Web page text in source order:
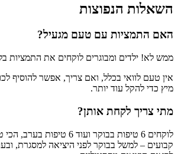
השאלות הנפוצות
האם התמציות עם טעם מגעיל?
ממש לא! ילדים ומבוגרים לוקחים את התמציות
אין טעם לוואי בכלל, ואם צריך, אפשר להוסיף
מיץ כדי להקל עוד יותר.
מתי צריך לקחת אותן?
לוקחים 6 טיפות בבוקר ועוד 6
קבועים – למשל בבוקר לפני היציאה למסגרת,